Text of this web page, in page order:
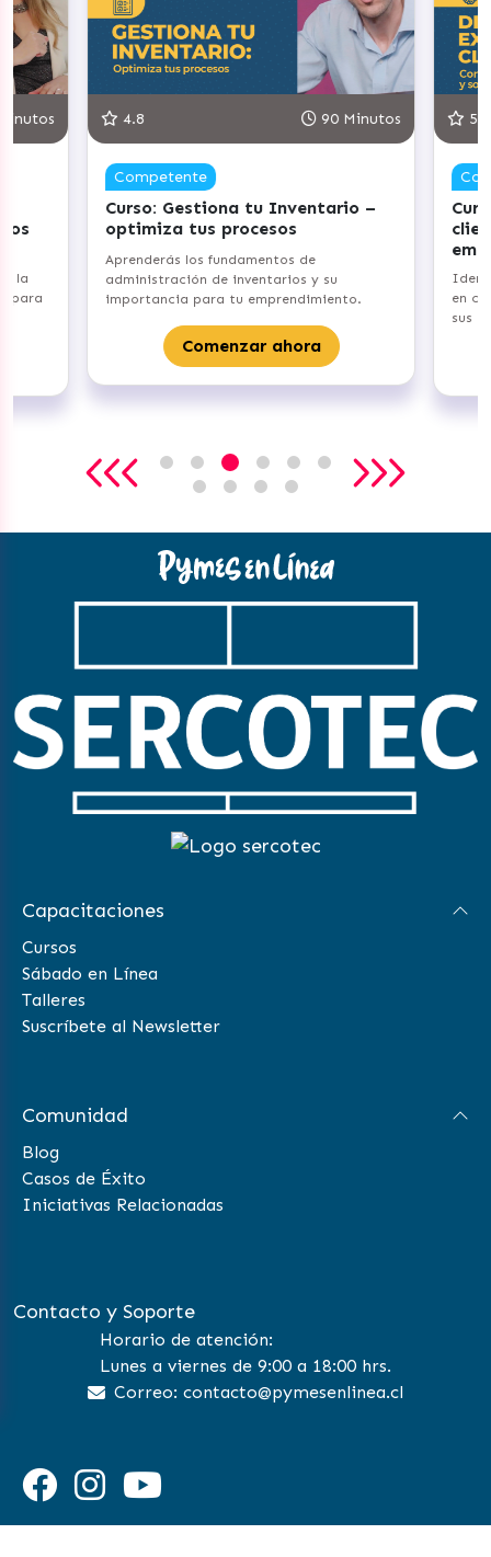
la
para
4.8 90 Minutos
Competente
Curso: Gestiona tu Inventario –
optimiza tus procesos
Aprenderás los fundamentos de
administración de inventarios y su
importancia para tu emprendimiento.
Comenzar ahora
5.0
en
sus
Capacitaciones
Cursos
Sábado en Línea
Talleres
Suscríbete al Newsletter
Comunidad
Blog
Casos de Éxito
Iniciativas Relacionadas
Contacto y Soporte
Horario de atención:
Lunes a viernes de 9:00 a 18:00 hrs.
Correo: contacto@pymesenlinea.cl